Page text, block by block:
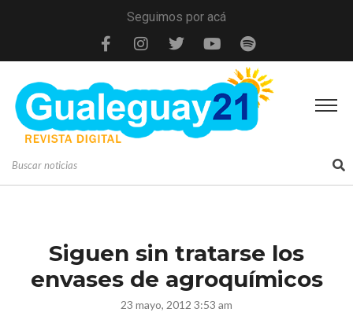
Seguimos por acá
Siguen sin tratarse los
envases de agroquímicos
23 mayo, 2012 3:53 am